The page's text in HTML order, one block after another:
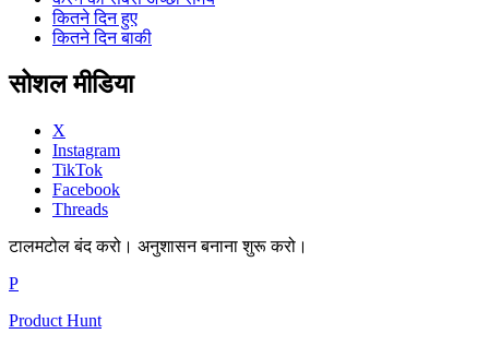
कितने दिन हुए
कितने दिन बाकी
सोशल मीडिया
X
Instagram
TikTok
Facebook
Threads
टालमटोल बंद करो। अनुशासन बनाना शुरू करो।
P
Product Hunt